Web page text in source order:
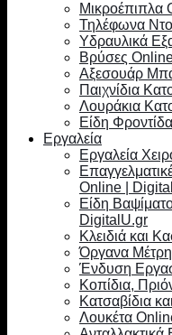
Μικροέπιπλα
Τηλέφωνα
Υδραυλικά
Βρύσες
Αξεσουάρ
Παιχνίδια
Λουράκια
Είδη
Εργαλεία
Εργαλεία
Online |
Είδη
DigitalU.gr
Κλειδιά και
Όργανα
Ένδυση
Κοπίδια,
Κατσαβίδια
Λουκέτα